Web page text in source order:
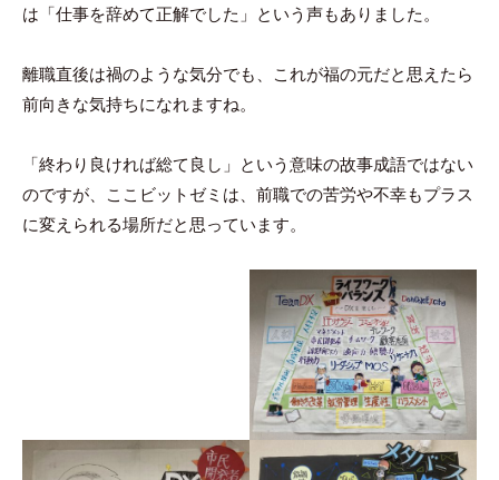
は「仕事を辞めて正解でした」という声もありました。
離職直後は禍のような気分でも、これが福の元だと思えたら
前向きな気持ちになれますね。
「終わり良ければ総て良し」という意味の故事成語ではない
のですが、ここビットゼミは、前職での苦労や不幸もプラス
に変えられる場所だと思っています。